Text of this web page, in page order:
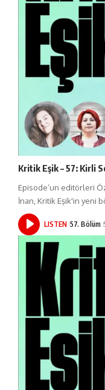
Kritik Eşik – 57: Kirli
Episode’un editörleri
İnan, Kritik Eşik'in yeni
LISTEN 57. Bölüm